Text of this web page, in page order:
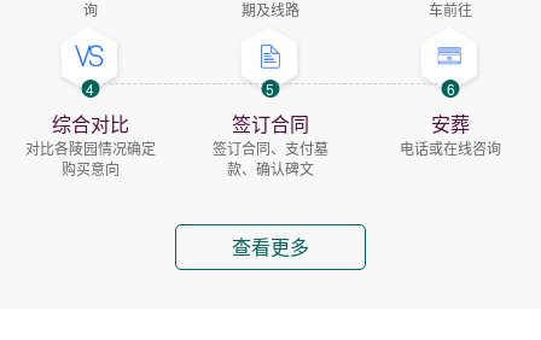
询
期及线路
车前往
4
综合对比
对比各陵园情况确定
购买意向
5
签订合同
签订合同、支付墓
款、确认碑文
6
安葬
电话或在线咨询
查看更多